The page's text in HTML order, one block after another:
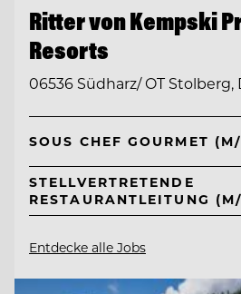
Ritter von Kempski
Resorts
06536 Südharz/ OT
SOUS CHEF GOURMET
STELLVERTRETENDE
RESTAURANTLEITUNG
Entdecke alle Jobs